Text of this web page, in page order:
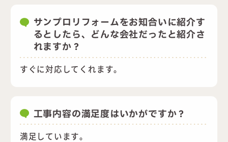
サンプロリフォームをお知合いに紹介す
るとしたら、どんな会社だったと紹介さ
れますか？
すぐに対応してくれます。
工事内容の満足度はいかがですか？
満足しています。